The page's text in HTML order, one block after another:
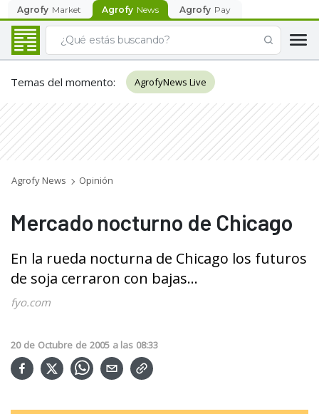
Agrofy Market Agrofy News Agrofy Pay
Temas del momento: AgrofyNews Live
Agrofy News Opinión
Mercado nocturno de Chicago
En la rueda nocturna de Chicago los futuros
de soja cerraron con bajas...
fyo.com
20 de Octubre de 2005 a las 08:33